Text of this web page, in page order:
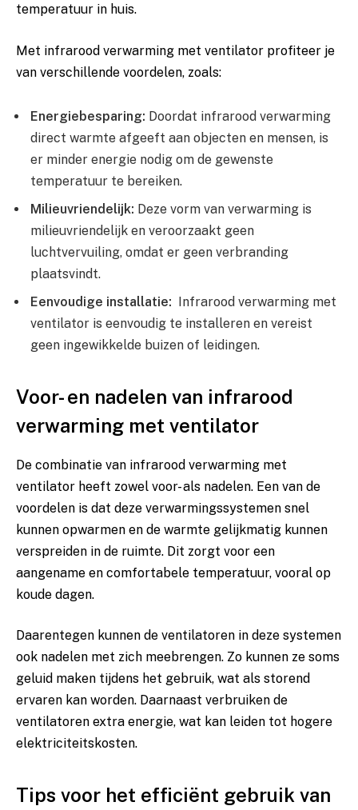
temperatuur in huis.
Met infrarood verwarming met ventilator ‍profiteer je
van verschillende voordelen, zoals:
Energiebesparing: Doordat‍ infrarood verwarming⁤
direct‌ warmte‌ afgeeft aan objecten en mensen, is
er minder energie⁢ nodig om de ‌gewenste
temperatuur te bereiken.
Milieuvriendelijk: Deze vorm van verwarming is
⁣milieuvriendelijk en veroorzaakt geen⁤
luchtvervuiling, ⁤omdat er geen⁣ verbranding
plaatsvindt.
Eenvoudige installatie: ​ Infrarood verwarming⁣ met
ventilator is eenvoudig te installeren en vereist
geen ingewikkelde buizen ⁣of leidingen.
Voor- en nadelen​ van ⁤infrarood
verwarming met ventilator
De combinatie van infrarood verwarming ​met
ventilator‌ heeft⁤ zowel voor- als nadelen. ⁣Een​ van de⁤
voordelen is dat‌ deze verwarmingssystemen ⁢snel
kunnen ‍opwarmen‌ en​ de warmte ⁤gelijkmatig kunnen
‍verspreiden ⁤in de ⁤ruimte. Dit zorgt voor een
aangename en comfortabele ⁤temperatuur, vooral op​
koude​ dagen.
Daarentegen⁤ kunnen de ventilatoren ​in⁣ deze systemen
ook nadelen met zich meebrengen. Zo kunnen ze ⁤soms
geluid maken tijdens ​het gebruik, ‍wat als storend
ervaren kan worden. Daarnaast verbruiken⁤ de​
ventilatoren extra energie, wat kan leiden ⁢tot⁢ hogere
elektriciteitskosten.
Tips voor het efficiënt gebruik van